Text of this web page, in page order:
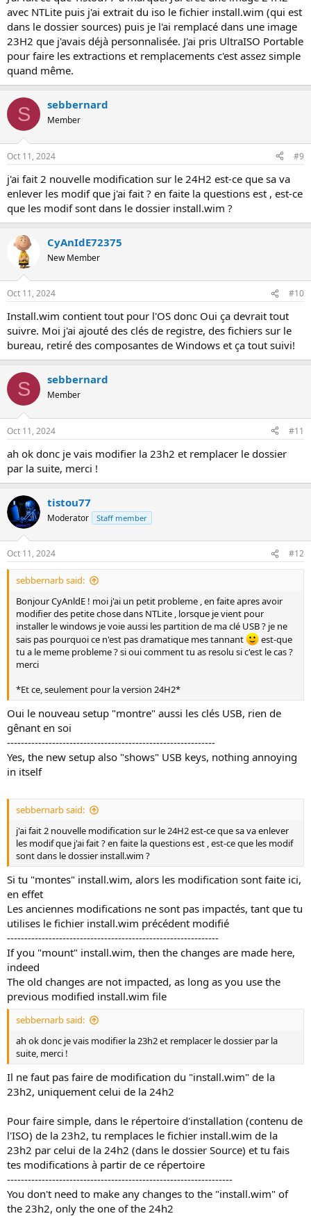
avec NTLite puis j'ai extrait du iso le fichier install.wim (qui est
dans le dossier sources) puis je l'ai remplacé dans une image
23H2 que j'avais déjà personnalisée. J'ai pris UltraISO Portable
pour faire les extractions et remplacements c'est assez simple
quand même.
S sebbernard
Member
Oct 11, 2024 #9
j'ai fait 2 nouvelle modification sur le 24H2 est-ce que sa va
enlever les modif que j'ai fait ? en faite la questions est , est-ce
que les modif sont dans le dossier install.wim ?
CyAnIdE72375
New Member
Oct 11, 2024 #10
Install.wim contient tout pour l'OS donc Oui ça devrait tout
suivre. Moi j'ai ajouté des clés de registre, des fichiers sur le
bureau, retiré des composantes de Windows et ça tout suivi!
S sebbernard
Member
Oct 11, 2024 #11
ah ok donc je vais modifier la 23h2 et remplacer le dossier
par la suite, merci !
tistou77
Moderator Staff member
Oct 11, 2024 #12
sebbernarb said:
Bonjour CyAnldE ! moi j'ai un petit probleme , en faite apres avoir
modifier des petite chose dans NTLite , lorsque je vient pour
installer le windows je voie aussi les partition de ma clé USB ? je ne
sais pas pourquoi ce n'est pas dramatique mes tannant
est-que
tu a le meme probleme ? si oui comment tu as resolu si c'est le cas ?
merci
*Et ce, seulement pour la version 24H2*
Oui le nouveau setup "montre" aussi les clés USB, rien de
gênant en soi
------------------------------------------------------------
Yes, the new setup also "shows" USB keys, nothing annoying
in itself
sebbernarb said:
j'ai fait 2 nouvelle modification sur le 24H2 est-ce que sa va enlever
les modif que j'ai fait ? en faite la questions est , est-ce que les modif
sont dans le dossier install.wim ?
Si tu "montes" install.wim, alors les modification sont faite ici,
en effet
Les anciennes modifications ne sont pas impactés, tant que tu
utilises le fichier install.wim précédent modifié
-------------------------------------------------------------
If you "mount" install.wim, then the changes are made here,
indeed
The old changes are not impacted, as long as you use the
previous modified install.wim file
sebbernarb said:
ah ok donc je vais modifier la 23h2 et remplacer le dossier par la
suite, merci !
Il ne faut pas faire de modification du "install.wim" de la
23h2, uniquement celui de la 24h2
Pour faire simple, dans le répertoire d'installation (contenu de
l'ISO) de la 23h2, tu remplaces le fichier install.wim de la
23h2 par celui de la 24h2 (dans le dossier Source) et tu fais
tes modifications à partir de ce répertoire
-----------------------------------------------------------------
You don't need to make any changes to the "install.wim" of
the 23h2, only the one of the 24h2